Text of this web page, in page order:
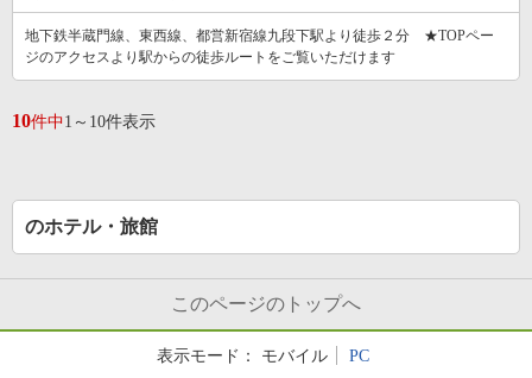
地下鉄半蔵門線、東西線、都営新宿線九段下駅より徒歩２分 ★TOPペー
ジのアクセスより駅からの徒歩ルートをご覧いただけます
10件中1～10件表示
のホテル・旅館
このページのトップへ
表示モード： モバイル PC